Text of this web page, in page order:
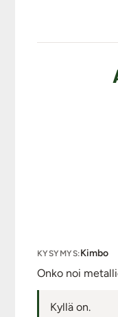
Olkaremmin
Remmien
KYSYMYS:Kimbo
Onko noi
Kyllä on.